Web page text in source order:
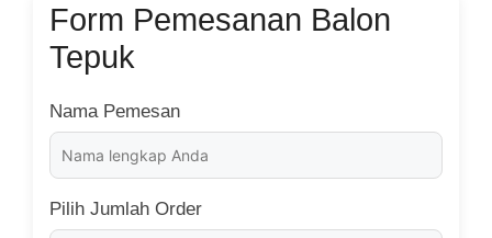
Form Pemesanan Balon
Tepuk
Nama Pemesan
Pilih Jumlah Order